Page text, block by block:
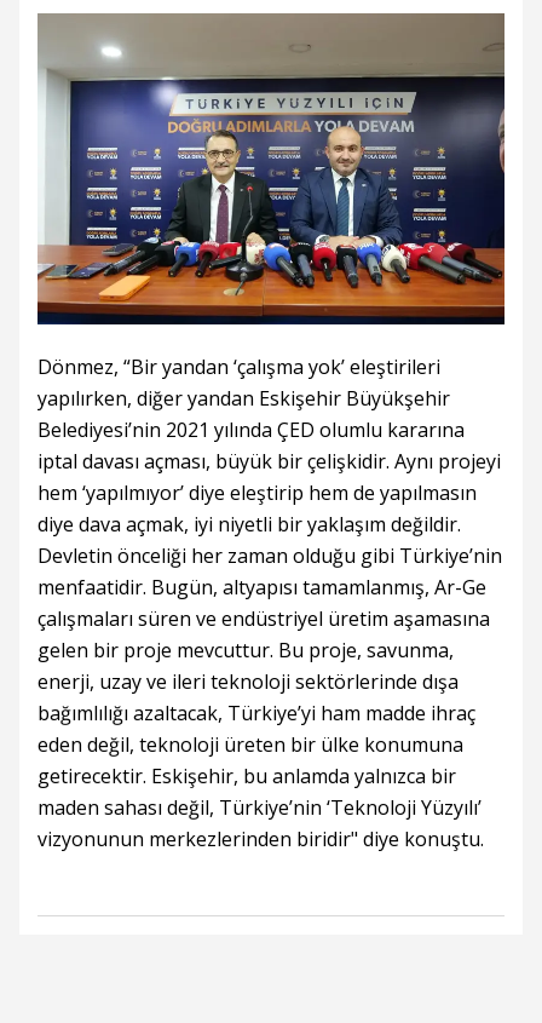
Dönmez, “Bir yandan ‘çalışma yok’ eleştirileri
yapılırken, diğer yandan Eskişehir Büyükşehir
Belediyesi’nin 2021 yılında ÇED olumlu kararına
iptal davası açması, büyük bir çelişkidir. Aynı projeyi
hem ‘yapılmıyor’ diye eleştirip hem de yapılmasın
diye dava açmak, iyi niyetli bir yaklaşım değildir.
Devletin önceliği her zaman olduğu gibi Türkiye’nin
menfaatidir. Bugün, altyapısı tamamlanmış, Ar-Ge
çalışmaları süren ve endüstriyel üretim aşamasına
gelen bir proje mevcuttur. Bu proje, savunma,
enerji, uzay ve ileri teknoloji sektörlerinde dışa
bağımlılığı azaltacak, Türkiye’yi ham madde ihraç
eden değil, teknoloji üreten bir ülke konumuna
getirecektir. Eskişehir, bu anlamda yalnızca bir
maden sahası değil, Türkiye’nin ‘Teknoloji Yüzyılı’
vizyonunun merkezlerinden biridir" diye konuştu.